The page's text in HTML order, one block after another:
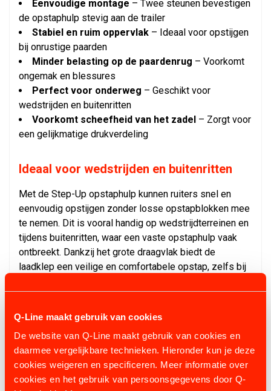
Q-Line maakt gebruik van cookies
De website van Q-Line maakt gebruik van cookies en
daarmee vergelijkbare technieken. Hieronder kun je deze
cookies weigeren en specificeren. Meer informatie over
cookies en het gebruik van persoonsgegevens door Q-
Eenvoudige montage – Twee steunen bevestigen
de opstaphulp stevig aan de trailer
Stabiel en ruim oppervlak – Ideaal voor opstijgen
bij onrustige paarden
Minder belasting op de paardenrug – Voorkomt
ongemak en blessures
Perfect voor onderweg – Geschikt voor
wedstrijden en buitenritten
Voorkomt scheefheid van het zadel – Zorgt voor
een gelijkmatige drukverdeling
Ideaal voor wedstrijden en buitenritten
Met de Step-Up opstaphulp kunnen ruiters snel en
eenvoudig opstijgen zonder losse opstapblokken mee
te nemen. Dit is vooral handig op wedstrijdterreinen en
tijdens buitenritten, waar een vaste opstaphulp vaak
ontbreekt. Dankzij het grote draagvlak biedt de
laadklep een veilige en comfortabele opstap, zelfs bij
Bestel de Step-Up opstaphulp voor je
paardentrailer
Wil je veilig en eenvoudig opstijgen, waar je ook bent?
De Step-Up opstaphulp is de perfecte oplossing voor
ruiters die veel onderweg zijn. Bestel vandaag nog en